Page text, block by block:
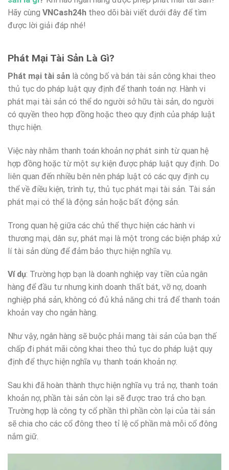
Hãy cùng VNCash24h theo dõi bài viết dưới đây để tìm
được lời giải đáp nhé!
Phát Mại Tài Sản Là Gì?
Phát mại tài sản là công bố và bán tài sản công khai theo
thủ tục do pháp luật quy định để thanh toán nợ. Hành vi
phát mại tài sản có thể do người sở hữu tài sản, do người
có quyền theo hợp đồng hoặc theo quy định của pháp luật
thực hiện.
Việc này nhằm thanh toán khoản nợ phát sinh từ quan hệ
hợp đồng hoặc từ một sự kiện được pháp luật quy định. Do
liên quan đến nhiều bên nên pháp luật có các quy định cụ
thể về điều kiện, trình tự, thủ tục phát mại tài sản. Tài sản
phát mại có thể là động sản hoặc bất động sản.
Trong quan hệ giữa các chủ thể thực hiện các hành vi
thương mại, dân sự, phát mại là một trong các biện pháp xử
lí tài sản dùng để đảm bảo thực hiện nghĩa vụ.
Ví dụ: Trường hợp bạn là doanh nghiệp vay tiền của ngân
hàng để đầu tư nhưng kinh doanh thất bát, vỡ nợ, doanh
nghiệp phá sản, không có đủ khả năng chi trả để thanh toán
khoản vay cho ngân hàng.
Như vậy, ngân hàng sẽ buộc phải mang tài sản của bạn thế
chấp đi phát mãi công khai theo thủ tục do pháp luật quy
định để thực hiện nghĩa vụ thanh toán khoản nợ.
Sau khi đã hoàn thành thực hiện nghĩa vụ trả nợ, thanh toán
khoản nợ, phần tài sản còn lại sẽ được trao trả cho bạn.
Trường hợp là công ty cổ phần thì phần còn lại của tài sản
sẽ chia cho các cổ đông theo tỉ lệ cổ phần mà mỗi cổ đông
nắm giữ.